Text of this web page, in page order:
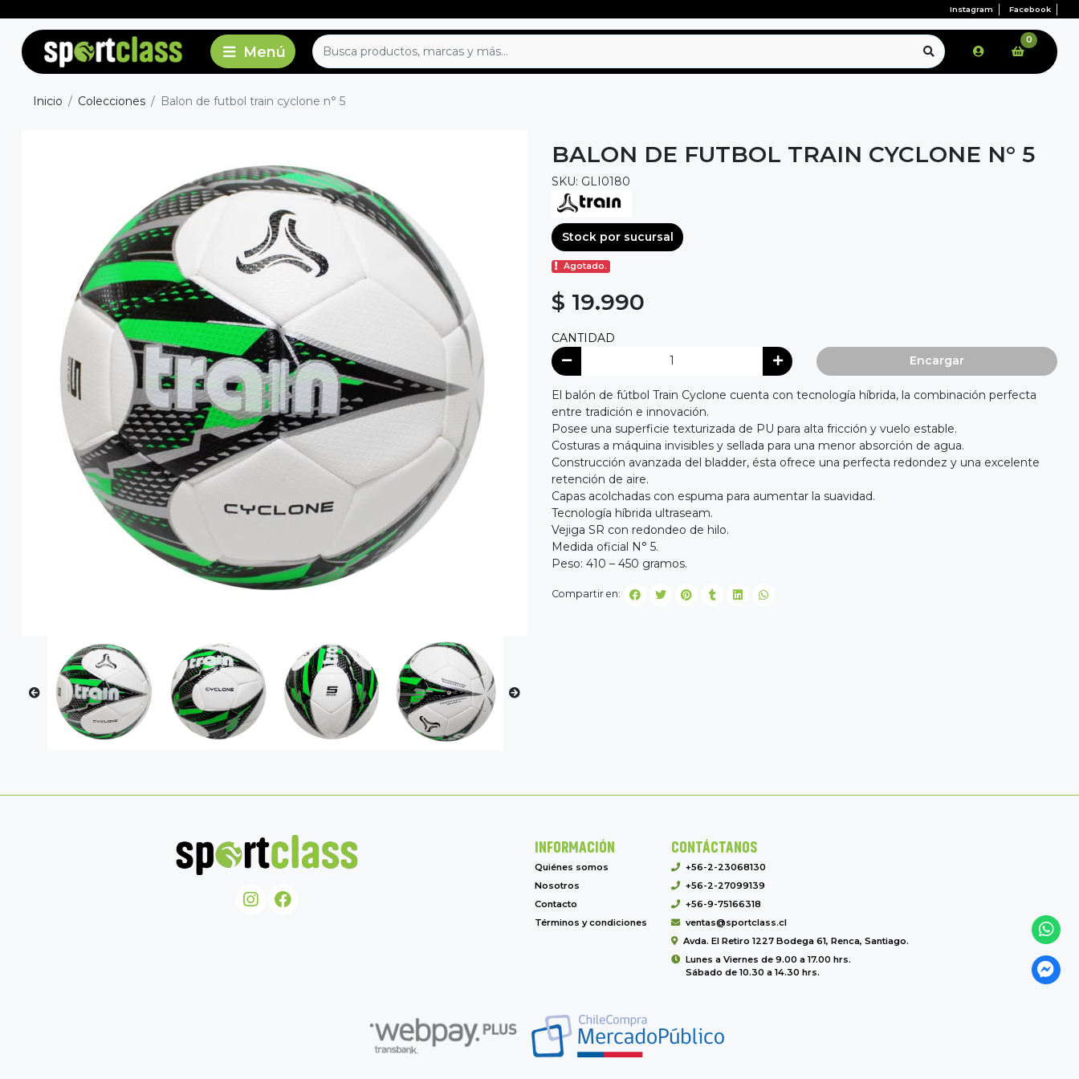
Instagram Facebook
0
Inicio Colecciones Balon de futbol train cyclone n° 5
BALON DE FUTBOL TRAIN CYCLONE N° 5
SKU: GLI0180
Stock por sucursal
Agotado.
$ 19.990
CANTIDAD
Encargar
El balón de fútbol Train Cyclone cuenta con tecnología híbrida, la combinación perfecta
entre tradición e innovación.
Posee una superficie texturizada de PU para alta fricción y vuelo estable.
Costuras a máquina invisibles y sellada para una menor absorción de agua.
Construcción avanzada del bladder, ésta ofrece una perfecta redondez y una excelente
retención de aire.
Capas acolchadas con espuma para aumentar la suavidad.
Tecnología híbrida ultraseam.
Vejiga SR con redondeo de hilo.
Medida oficial N° 5.
Peso: 410 – 450 gramos.
Compartir en:
INFORMACIÓN
Quiénes somos
Nosotros
Contacto
Términos y condiciones
CONTÁCTANOS
+56-2-23068130
+56-2-27099139
+56-9-75166318
ventas@sportclass.cl
Avda. El Retiro 1227 Bodega 61, Renca, Santiago.
Lunes a Viernes de 9.00 a 17.00 hrs.
Sábado de 10.30 a 14.30 hrs.